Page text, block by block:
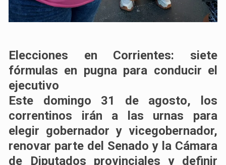
Elecciones en Corrientes: siete
fórmulas en pugna para conducir el
ejecutivo
Este domingo 31 de agosto, los
correntinos irán a las urnas para
elegir gobernador y vicegobernador,
renovar parte del Senado y la Cámara
de Diputados provinciales y definir